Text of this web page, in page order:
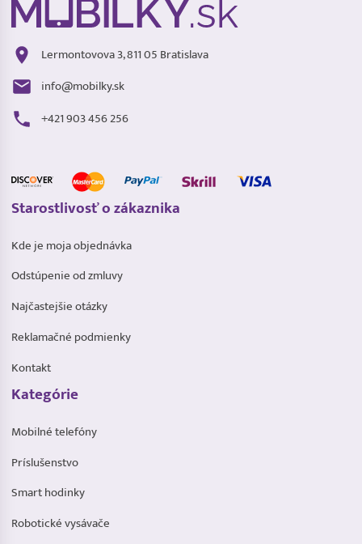
Lermontovova 3, 811 05 Bratislava
info@mobilky.sk
+421 903 456 256
Starostlivosť o zákaznika
Kde je moja objednávka
Odstúpenie od zmluvy
Najčastejšie otázky
Reklamačné podmienky
Kontakt
Kategórie
Mobilné telefóny
Príslušenstvo
Smart hodinky
Robotické vysávače